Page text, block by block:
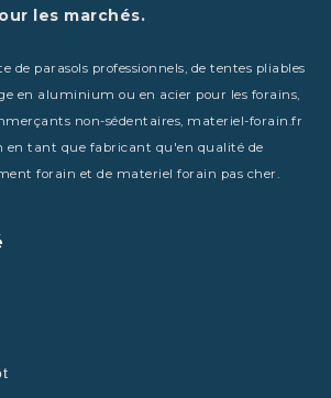
les marchés.
de parasols professionnels, de tentes pliables
en aluminium ou en acier pour les forains,
non-sédentaires, materiel-forain.fr
en tant que fabricant qu'en qualité de
forain et de materiel forain pas cher.